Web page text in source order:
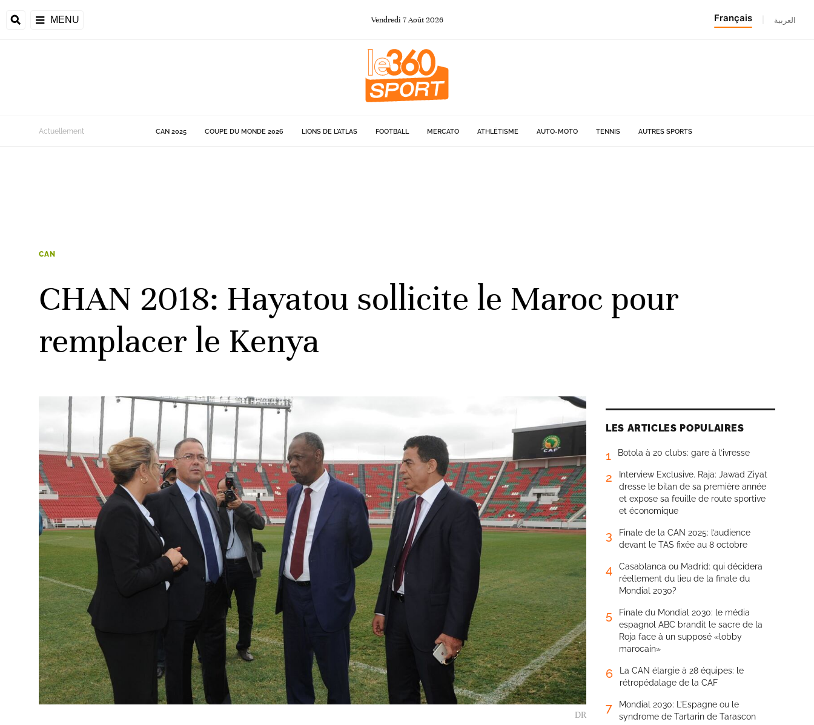
MENU Vendredi 7Août 2026 Français العربية
de la CAF
Actuellement CAN 2025 COUPE DU MONDE 2026 LIONS DE L'ATLAS FOOTBALL MERCATO ATHLÉTISME AUTO-MOTO TENNIS AUTRES SPORTS
CAN
CHAN 2018: Hayatou sollicite le Maroc pour
remplacer le Kenya
DR
LES ARTICLES POPULAIRES
1 Botola à 20 clubs: gare à l’ivresse
2
Interview Exclusive. Raja: Jawad Ziyat
dresse le bilan de sa première année
et expose sa feuille de route sportive
et économique
3
Finale de la CAN 2025: l’audience
devant le TAS fixée au 8 octobre
4
Casablanca ou Madrid: qui décidera
réellement du lieu de la finale du
Mondial 2030?
5
Finale du Mondial 2030: le média
espagnol ABC brandit le sacre de la
Roja face à un supposé «lobby
marocain»
6
La CAN élargie à 28 équipes: le
rétropédalage de la CAF
7
Mondial 2030: L’Espagne ou le
syndrome de Tartarin de Tarascon